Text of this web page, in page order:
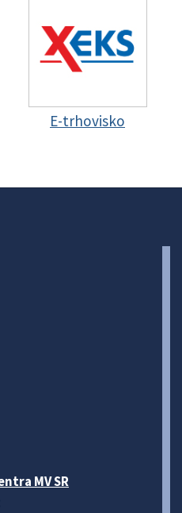
E-trhovisko
MV SR